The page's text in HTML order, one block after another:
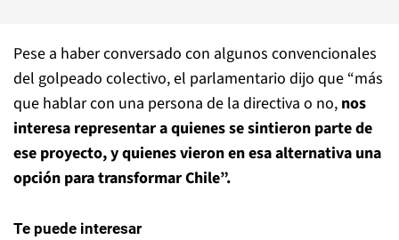
Pese a haber conversado con algunos convencionales
del golpeado colectivo, el parlamentario dijo que “más
que hablar con una persona de la directiva o no, nos
interesa representar a quienes se sintieron parte de
ese proyecto, y quienes vieron en esa alternativa una
opción para transformar Chile”.
Te puede interesar